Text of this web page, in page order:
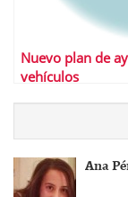
Nuevo plan de
vehículos
Ana